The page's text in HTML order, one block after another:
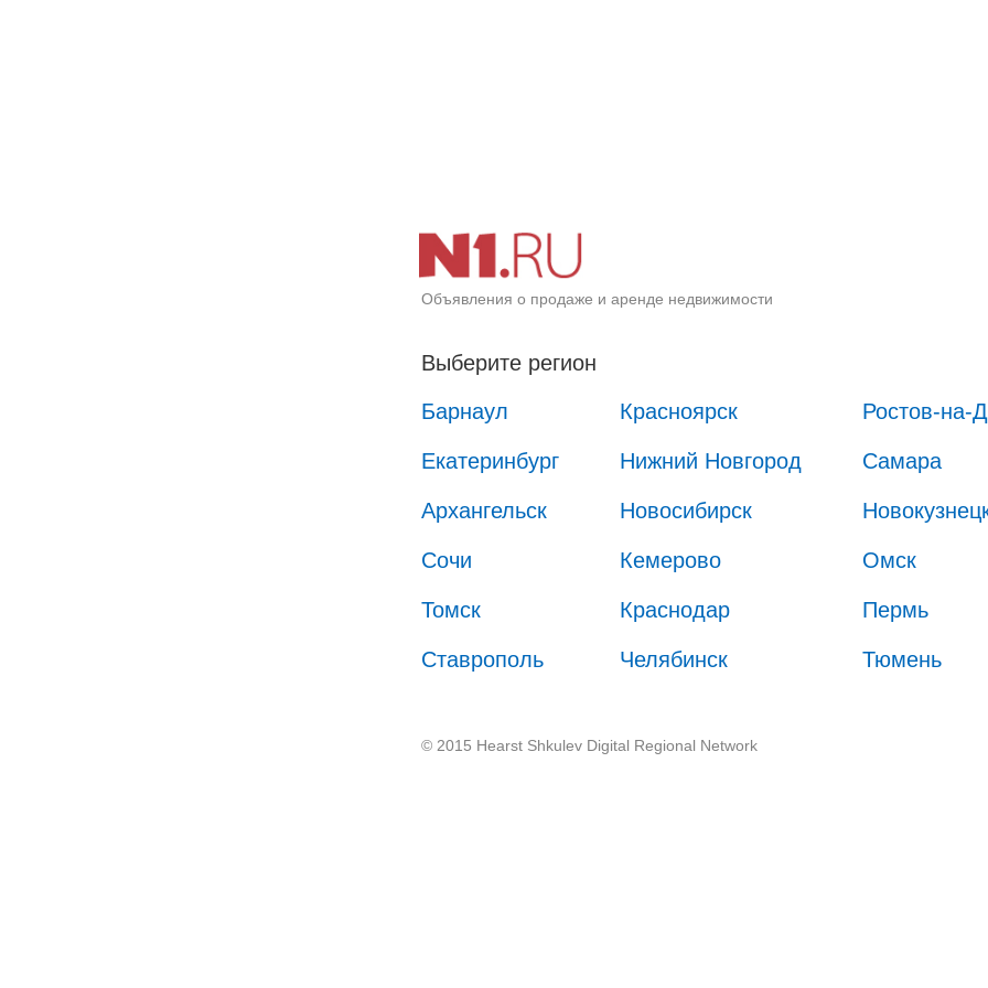
Объявления о продаже и аренде недвижимости
Выберите регион
Барнаул
Красноярск Ростов-на-
Екатеринбург Нижний Новгород Самара
Архангельск Новосибирск
Сочи Кемерово Омск
Томск Краснодар Пермь
Ставрополь Челябинск Тюмень
© 2015 Hearst Shkulev Digital Regional Network